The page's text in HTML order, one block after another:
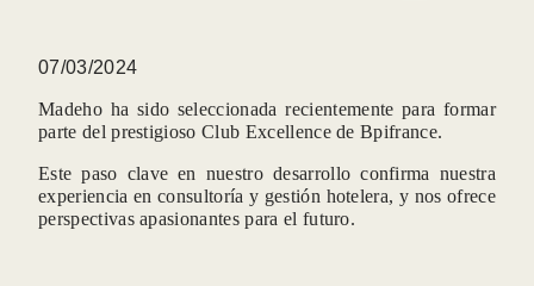
07/03/2024
Madeho ha sido seleccionada recientemente para formar
parte del prestigioso Club Excellence de Bpifrance.
Este paso clave en nuestro desarrollo confirma nuestra
experiencia en consultoría y gestión hotelera, y nos ofrece
perspectivas apasionantes para el futuro.